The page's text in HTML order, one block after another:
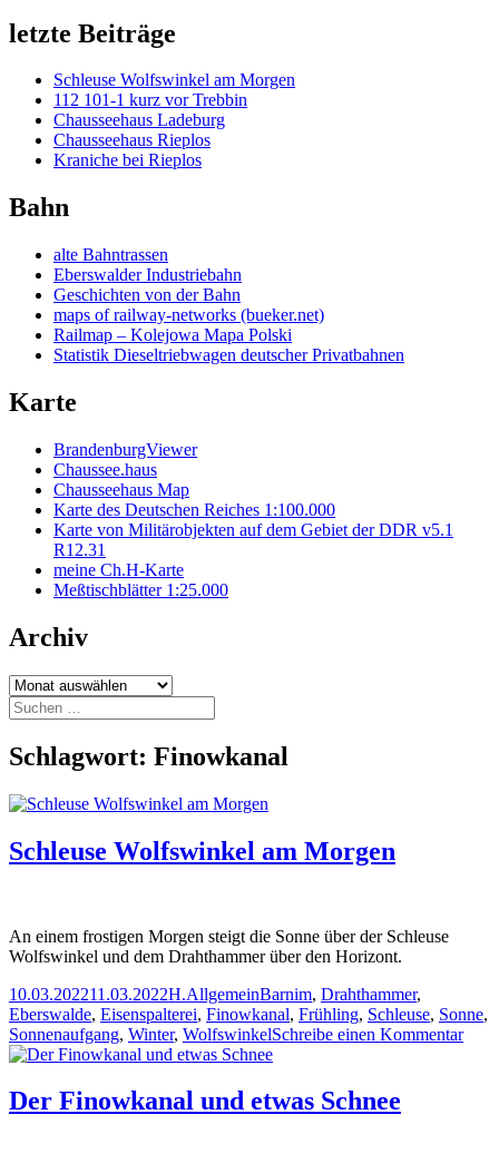
letzte Beiträge
Schleuse Wolfswinkel am Morgen
112 101-1 kurz vor Trebbin
Chausseehaus Ladeburg
Chausseehaus Rieplos
Kraniche bei Rieplos
Bahn
alte Bahntrassen
Eberswalder Industriebahn
Geschichten von der Bahn
maps of railway-networks (bueker.net)
Railmap – Kolejowa Mapa Polski
Statistik Dieseltriebwagen deutscher Privatbahnen
Karte
BrandenburgViewer
Chaussee.haus
Chausseehaus Map
Karte des Deutschen Reiches 1:100.000
Karte von Militärobjekten auf dem Gebiet der DDR v5.1
R12.31
meine Ch.H-Karte
Meßtischblätter 1:25.000
Archiv
Archiv
Suchen
nach:
Schlagwort: Finowkanal
Schleuse Wolfswinkel am Morgen
An einem frostigen Morgen steigt die Sonne über der Schleuse
Wolfswinkel und dem Drahthammer über den Horizont.
Veröffentlicht
am
10.03.202211.03.2022Autor
H.Kategorien
AllgemeinSchlagwörter
Barnim, Drahthammer,
Eberswalde, Eisenspalterei, Finowkanal, Frühling, Schleuse, Sonne,
Sonnenaufgang, Winter, WolfswinkelSchreibe einen Kommentarzu
Der Finowkanal und etwas Schnee